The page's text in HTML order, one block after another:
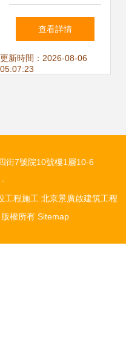
基坑開挖護坡施工
方案
查看詳情
更新時間：2026-08-06
05:07:23
街7號院10號樓1層10-6
-
工程施工 北京景廣啟建筑工程
版權所有 Sitemap